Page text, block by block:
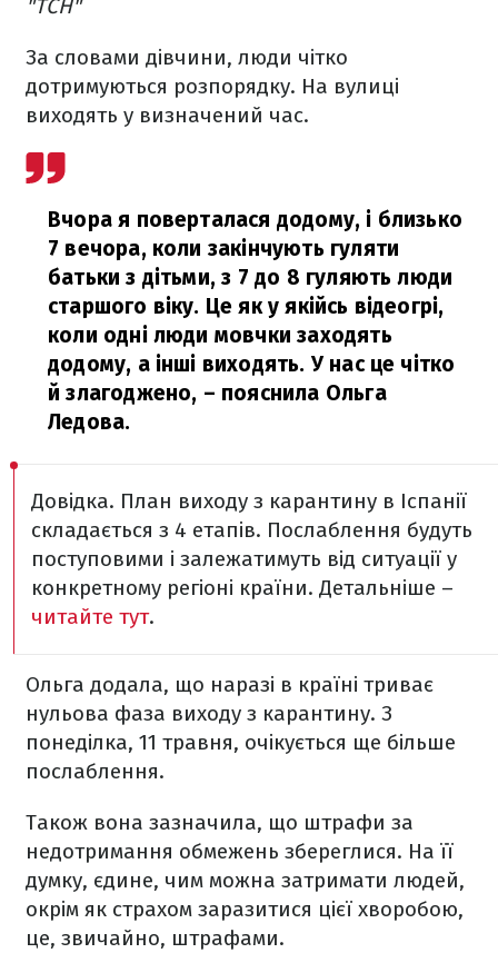
"ТСН"
За словами дівчини, люди чітко
дотримуються розпорядку. На вулиці
виходять у визначений час.
Вчора я поверталася додому, і близько
7 вечора, коли закінчують гуляти
батьки з дітьми, з 7 до 8 гуляють люди
старшого віку. Це як у якійсь відеогрі,
коли одні люди мовчки заходять
додому, а інші виходять. У нас це чітко
й злагоджено, – пояснила Ольга
Ледова.
Довідка. План виходу з карантину в Іспанії
складається з 4 етапів. Послаблення будуть
поступовими і залежатимуть від ситуації у
конкретному регіоні країни. Детальніше –
читайте тут.
Ольга додала, що наразі в країні триває
нульова фаза виходу з карантину. З
понеділка, 11 травня, очікується ще більше
послаблення.
Також вона зазначила, що штрафи за
недотримання обмежень збереглися. На її
думку, єдине, чим можна затримати людей,
окрім як страхом заразитися цієї хворобою,
це, звичайно, штрафами.